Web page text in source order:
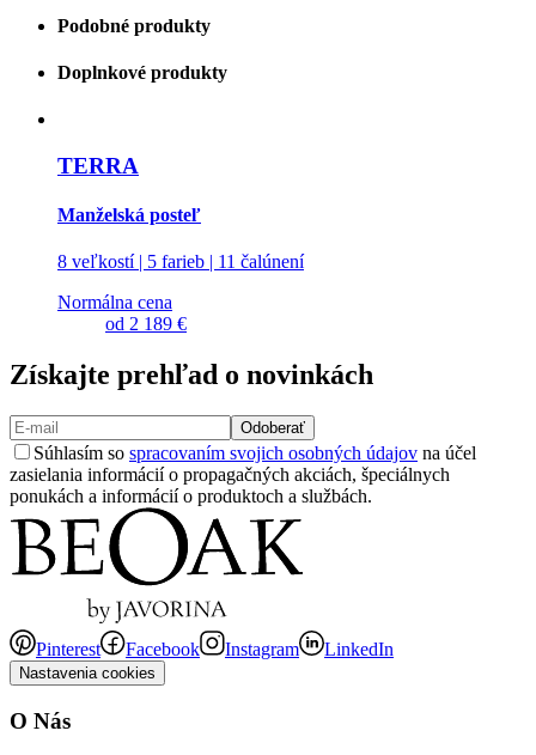
Podobné produkty
Doplnkové produkty
TERRA
Manželská posteľ
8 veľkostí | 5 farieb | 11 čalúnení
Normálna cena
od 2 189 €
Získajte prehľad o novinkách
Odoberať
Súhlasím so spracovaním svojich osobných údajov na účel
zasielania informácií o propagačných akciách, špeciálnych
ponukách a informácií o produktoch a službách.
Pinterest Facebook Instagram LinkedIn
Nastavenia cookies
O Nás